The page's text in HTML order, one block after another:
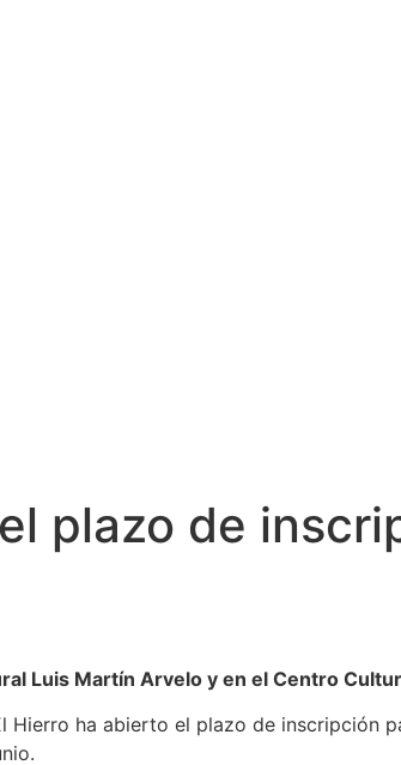
plazo de
Luis Martín Arvelo y en el Centro
Hierro ha abierto el plazo de